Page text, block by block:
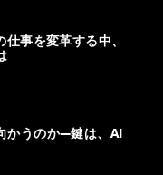
事を変革する中、
かうのか―鍵は、AI